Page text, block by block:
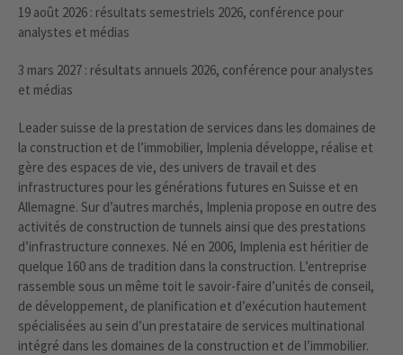
19 août 2026 : résultats semestriels 2026, conférence pour
analystes et médias
3 mars 2027 : résultats annuels 2026, conférence pour analystes
et médias
Leader suisse de la prestation de services dans les domaines de
la construction et de l’immobilier, Implenia développe, réalise et
gère des espaces de vie, des univers de travail et des
infrastructures pour les générations futures en Suisse et en
Allemagne. Sur d’autres marchés, Implenia propose en outre des
activités de construction de tunnels ainsi que des prestations
d’infrastructure connexes. Né en 2006, Implenia est héritier de
quelque 160 ans de tradition dans la construction. L’entreprise
rassemble sous un même toit le savoir-faire d’unités de conseil,
de développement, de planification et d’exécution hautement
spécialisées au sein d’un prestataire de services multinational
intégré dans les domaines de la construction et de l’immobilier.